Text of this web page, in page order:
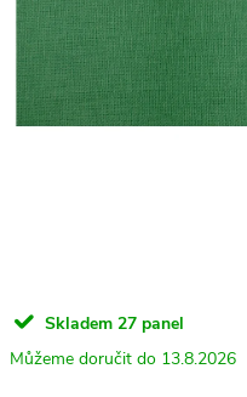
Skladem 27 panel
13.8.2026